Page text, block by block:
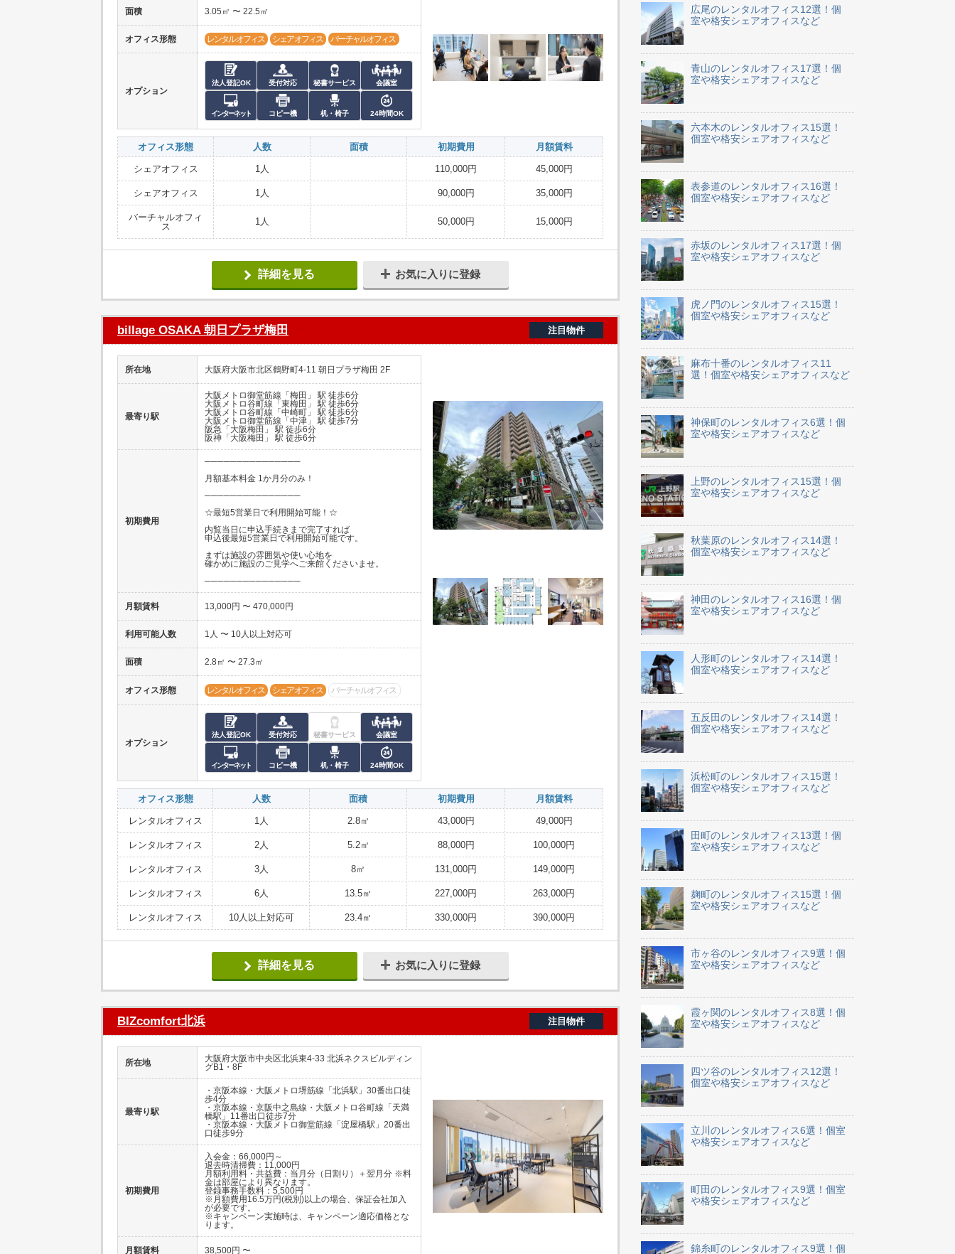
面積 3.05㎡ 〜 22.5㎡
オフィス形態 レンタルオフィス シェアオフィス バーチャルオフィス
オプション
法人登記OK 受付対応 秘書サービス 会議室
インターネット コピー機 机・椅子 24時間OK
オフィス形態 人数 面積 初期費用 月額賃料
シェアオフィス 1人 110,000円 45,000円
シェアオフィス 1人 90,000円 35,000円
バーチャルオフィ
ス
1人 50,000円 15,000円
詳細を見る お気に入りに登録
billage OSAKA 朝日プラザ梅田 注目物件
所在地 大阪府大阪市北区鶴野町4-11 朝日プラザ梅田 2F
最寄り駅
大阪メトロ御堂筋線「梅田」 駅 徒歩6分
大阪メトロ谷町線「東梅田」 駅 徒歩6分
大阪メトロ谷町線「中崎町」 駅 徒歩6分
大阪メトロ御堂筋線「中津」 駅 徒歩7分
阪急「大阪梅田」 駅 徒歩6分
阪神「大阪梅田」 駅 徒歩6分
初期費用
───────────────
月額基本料金 1か月分のみ！
───────────────
☆最短5営業日で利用開始可能！☆
内覧当日に申込手続きまで完了すれば
申込後最短5営業日で利用開始可能です。
まずは施設の雰囲気や使い心地を
確かめに施設のご見学へご来館くださいませ。
───────────────
月額賃料 13,000円 〜 470,000円
利用可能人数 1人 〜 10人以上対応可
面積 2.8㎡ 〜 27.3㎡
オフィス形態 レンタルオフィス シェアオフィス バーチャルオフィス
オプション
法人登記OK 受付対応 秘書サービス 会議室
インターネット コピー機 机・椅子 24時間OK
オフィス形態 人数 面積 初期費用 月額賃料
レンタルオフィス 1人 2.8㎡ 43,000円 49,000円
レンタルオフィス 2人 5.2㎡ 88,000円 100,000円
レンタルオフィス 3人 8㎡ 131,000円 149,000円
レンタルオフィス 6人 13.5㎡ 227,000円 263,000円
レンタルオフィス 10人以上対応可 23.4㎡ 330,000円 390,000円
詳細を見る お気に入りに登録
BIZcomfort北浜 注目物件
所在地
大阪府大阪市中央区北浜東4-33 北浜ネクスビルディン
グB1・8F
最寄り駅
・京阪本線・大阪メトロ堺筋線「北浜駅」30番出口徒
歩4分
・京阪本線・京阪中之島線・大阪メトロ谷町線「天満
橋駅」11番出口徒歩7分
・京阪本線・大阪メトロ御堂筋線「淀屋橋駅」20番出
口徒歩9分
初期費用
入会金：66,000円～
退去時清掃費：11,000円
月額利用料・共益費：当月分（日割り）＋翌月分 ※料
金は部屋により異なります。
登録事務手数料：5,500円
※月額費用16.5万円(税別)以上の場合、保証会社加入
が必要です。
※キャンペーン実施時は、キャンペーン適応価格とな
ります。
月額賃料 38,500円 〜
広尾のレンタルオフィス12選！個
室や格安シェアオフィスなど
青山のレンタルオフィス17選！個
室や格安シェアオフィスなど
六本木のレンタルオフィス15選！
個室や格安シェアオフィスなど
表参道のレンタルオフィス16選！
個室や格安シェアオフィスなど
赤坂のレンタルオフィス17選！個
室や格安シェアオフィスなど
虎ノ門のレンタルオフィス15選！
個室や格安シェアオフィスなど
麻布十番のレンタルオフィス11
選！個室や格安シェアオフィスなど
神保町のレンタルオフィス6選！個
室や格安シェアオフィスなど
上野のレンタルオフィス15選！個
室や格安シェアオフィスなど
秋葉原のレンタルオフィス14選！
個室や格安シェアオフィスなど
神田のレンタルオフィス16選！個
室や格安シェアオフィスなど
人形町のレンタルオフィス14選！
個室や格安シェアオフィスなど
五反田のレンタルオフィス14選！
個室や格安シェアオフィスなど
浜松町のレンタルオフィス15選！
個室や格安シェアオフィスなど
田町のレンタルオフィス13選！個
室や格安シェアオフィスなど
麹町のレンタルオフィス15選！個
室や格安シェアオフィスなど
市ヶ谷のレンタルオフィス9選！個
室や格安シェアオフィスなど
霞ヶ関のレンタルオフィス8選！個
室や格安シェアオフィスなど
四ツ谷のレンタルオフィス12選！
個室や格安シェアオフィスなど
立川のレンタルオフィス6選！個室
や格安シェアオフィスなど
町田のレンタルオフィス9選！個室
や格安シェアオフィスなど
錦糸町のレンタルオフィス9選！個